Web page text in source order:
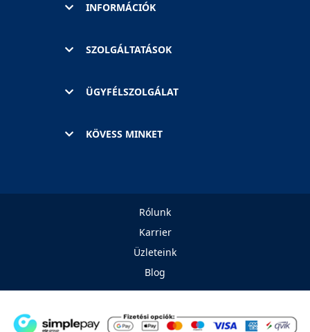
INFORMÁCIÓK
SZOLGÁLTATÁSOK
ÜGYFÉLSZOLGÁLAT
KÖVESS MINKET
Rólunk
Karrier
Üzleteink
Blog